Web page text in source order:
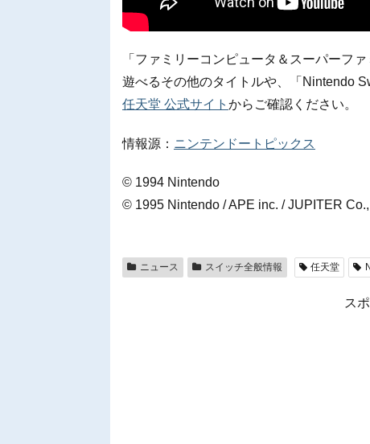
「ファミリーコンピュータ＆スーパーフ
遊べるその他のタイトルや、「Nintendo
任天堂 公式サイト からご確認ください。
情報源： ニンテンドートピックス
© 1994 Nintendo
© 1995 Nintendo / APE inc. / JUPITER
ニュース スイッチ全般情報 任天堂
ス